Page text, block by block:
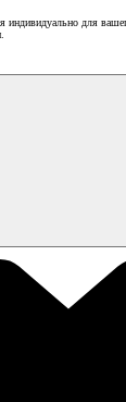
индивидуально для